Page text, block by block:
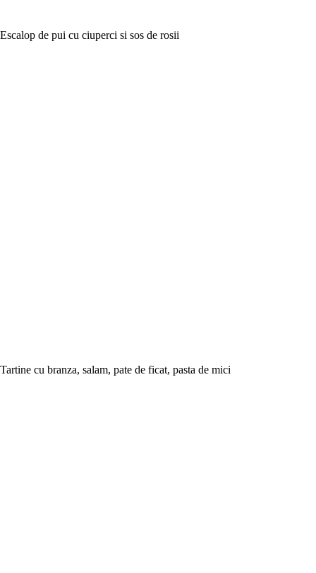
Escalop de pui cu ciuperci si sos de rosii
Tartine cu branza, salam, pate de ficat, pasta de mici